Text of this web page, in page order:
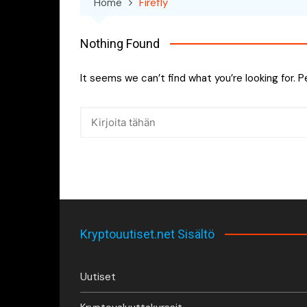
Nothing Found
It seems we can’t find what you’re looking for.
Kryptouutiset.net Sisältö
Uutiset